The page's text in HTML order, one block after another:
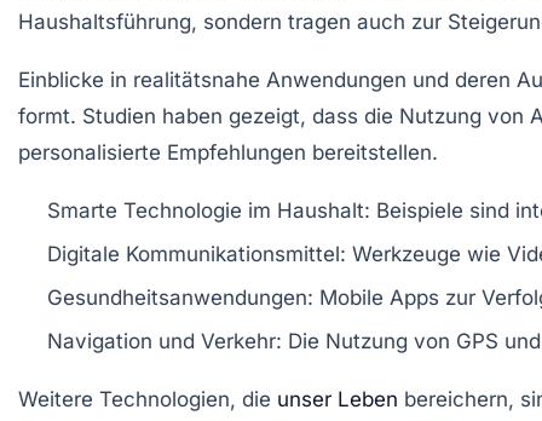
Haushaltsführung, sondern tragen auch zur
Einblicke in realitätsnahe Anwendungen und deren
formt. Studien haben gezeigt, dass die Nutzung von
personalisierte Empfehlungen bereitstellen.
Smarte Technologie im Haushalt: Beispiele sind
Digitale Kommunikationsmittel: Werkzeuge wie
Gesundheitsanwendungen: Mobile Apps zur
Navigation und Verkehr: Die Nutzung von GPS
Weitere Technologien, die unser Leben bereichern,